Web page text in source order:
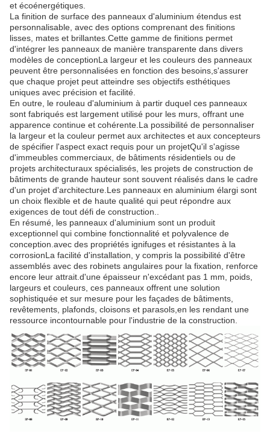
et écoénergétiques.
La finition de surface des panneaux d'aluminium étendus est
personnalisable, avec des options comprenant des finitions
lisses, mates et brillantes.Cette gamme de finitions permet
d'intégrer les panneaux de manière transparente dans divers
modèles de conceptionLa largeur et les couleurs des panneaux
peuvent être personnalisées en fonction des besoins,s'assurer
que chaque projet peut atteindre ses objectifs esthétiques
uniques avec précision et facilité.
En outre, le rouleau d'aluminium à partir duquel ces panneaux
sont fabriqués est largement utilisé pour les murs, offrant une
apparence continue et cohérente.La possibilité de personnaliser
la largeur et la couleur permet aux architectes et aux concepteurs
de spécifier l'aspect exact requis pour un projetQu'il s'agisse
d'immeubles commerciaux, de bâtiments résidentiels ou de
projets architecturaux spécialisés, les projets de construction de
bâtiments de grande hauteur sont souvent réalisés dans le cadre
d'un projet d'architecture.Les panneaux en aluminium élargi sont
un choix flexible et de haute qualité qui peut répondre aux
exigences de tout défi de construction..
En résumé, les panneaux d'aluminium sont un produit
exceptionnel qui combine fonctionnalité et polyvalence de
conception.avec des propriétés ignifuges et résistantes à la
corrosionLa facilité d'installation, y compris la possibilité d'être
assemblés avec des robinets angulaires pour la fixation, renforce
encore leur attrait.d'une épaisseur n'excédant pas 1 mm, poids,
largeurs et couleurs, ces panneaux offrent une solution
sophistiquée et sur mesure pour les façades de bâtiments,
revêtements, plafonds, cloisons et parasols,en les rendant une
ressource incontournable pour l'industrie de la construction.